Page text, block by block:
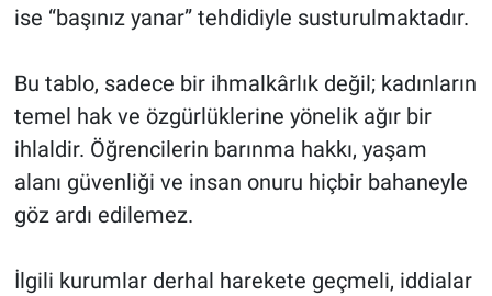
ise “başınız yanar” tehdidiyle susturulmaktadır.
Bu tablo, sadece bir ihmalkârlık değil; kadınların
temel hak ve özgürlüklerine yönelik ağır bir
ihlaldir. Öğrencilerin barınma hakkı, yaşam
alanı güvenliği ve insan onuru hiçbir bahaneyle
göz ardı edilemez.
İlgili kurumlar derhal harekete geçmeli, iddialar